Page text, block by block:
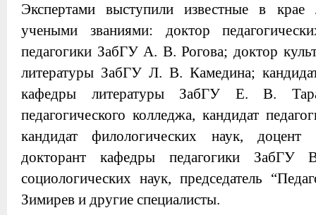
Экспертами выступили известные в
учеными званиями: доктор
педагогики ЗабГУ А. В. Рогова; доктор
литературы ЗабГУ Л. В. Камедина;
кафедры литературы ЗабГУ Е. В.
педагогического колледжа, кандидат
кандидат филологических наук,
докторант кафедры педагогики ЗабГУ
социологических наук, председатель
Зимирев и другие специалисты.